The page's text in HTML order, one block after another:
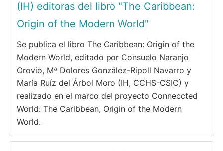
(IH) editoras del libro "The Caribbean:
Origin of the Modern World"
Se publica el libro The Caribbean: Origin of the
Modern World, editado por Consuelo Naranjo
Orovio, Mª Dolores González-Ripoll Navarro y
María Ruíz del Árbol Moro (IH, CCHS-CSIC) y
realizado en el marco del proyecto Conneccted
World: The Caribbean, Origin of the Modern
World.